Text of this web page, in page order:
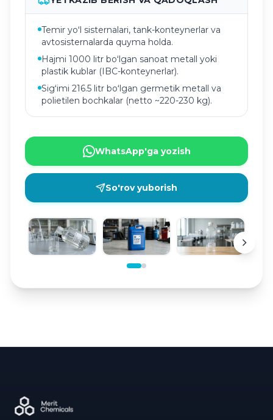
Temir yoʻl sisternalari, tank-konteynerlar va
avtosisternalarda quyma holda.
Hajmi 1000 litr boʻlgan sanoat metall yoki
plastik kublar (IBC-konteynerlar).
Sigʻimi 216.5 litr boʻlgan germetik metall va
polietilen bochkalar (netto ~220-230 kg).
WhatsApp'ga yozish
So'rov yuborish